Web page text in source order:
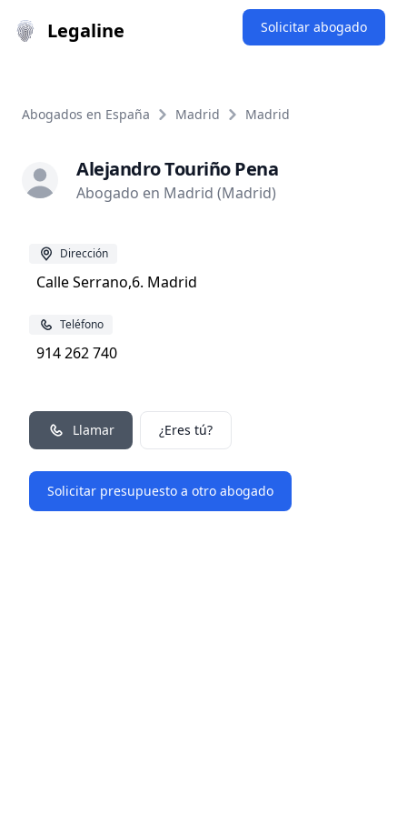
Legaline Solicitar abogado
Abogados en España Madrid Madrid
Alejandro Touriño Pena
Abogado en Madrid (Madrid)
Dirección
Calle Serrano,6. Madrid
Teléfono
914 262 740
Llamar ¿Eres tú?
Solicitar presupuesto a otro abogado